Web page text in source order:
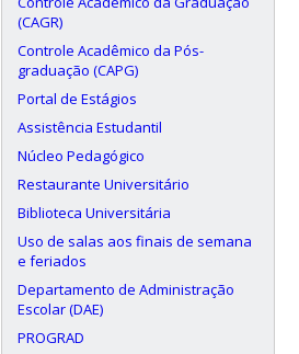
(CAGR)
Controle Acadêmico da Pós-
graduação (CAPG)
Portal de Estágios
Assistência Estudantil
Núcleo Pedagógico
Restaurante Universitário
Biblioteca Universitária
Uso de salas aos finais de semana
e feriados
Departamento de Administração
Escolar (DAE)
PROGRAD